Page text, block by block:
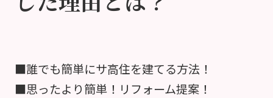
■誰でも簡単にサ高住を建てる方法！
■思ったより簡単！リフォーム提案！